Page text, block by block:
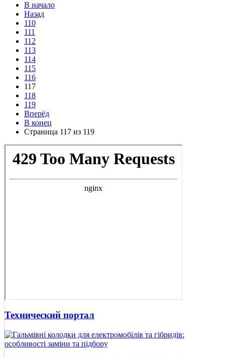
В начало
Назад
110
111
112
113
114
115
116
117
118
119
Вперёд
В конец
Страница 117 из 119
Технический портал